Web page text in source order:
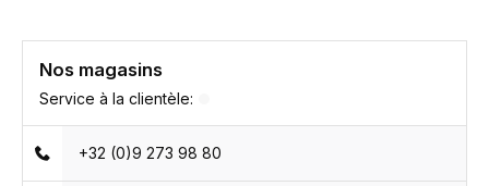
Nos magasins
Service à la clientèle:
+32 (0)9 273 98 80